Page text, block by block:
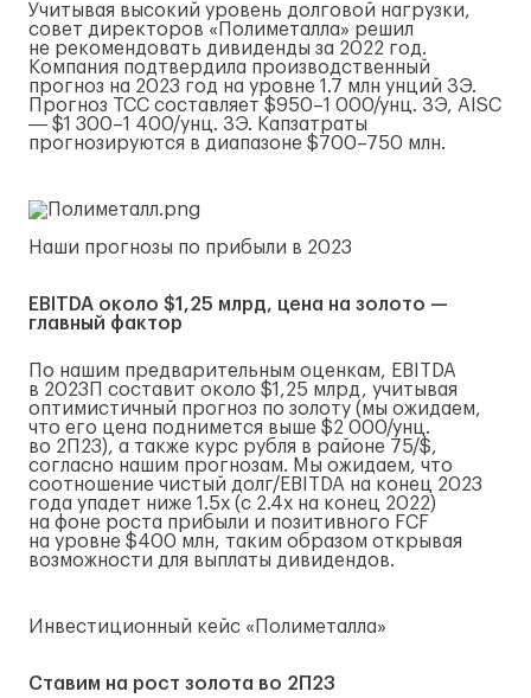
Учитывая высокий уровень долговой нагрузки,
совет директоров «Полиметалла» решил
не рекомендовать дивиденды за 2022 год.
Компания подтвердила производственный
прогноз на 2023 год на уровне 1.7 млн унций ЗЭ.
Прогноз TCC составляет $950–1 000/унц. ЗЭ, AISC
― $1 300–1 400/унц. ЗЭ. Капзатраты
прогнозируются в диапазоне $700–750 млн.
Наши прогнозы по прибыли в 2023
EBITDA около $1,25 млрд, цена на золото —
главный фактор
По нашим предварительным оценкам, EBITDA
в 2023П составит около $1,25 млрд, учитывая
оптимистичный прогноз по золоту (мы ожидаем,
что его цена поднимется выше $2 000/унц.
во 2П23), а также курс рубля в районе 75/$,
согласно нашим прогнозам. Мы ожидаем, что
соотношение чистый долг/EBITDA на конец 2023
года упадет ниже 1.5x (с 2.4x на конец 2022)
на фоне роста прибыли и позитивного FCF
на уровне $400 млн, таким образом открывая
возможности для выплаты дивидендов.
Инвестиционный кейс «Полиметалла»
Ставим на рост золота во 2П23